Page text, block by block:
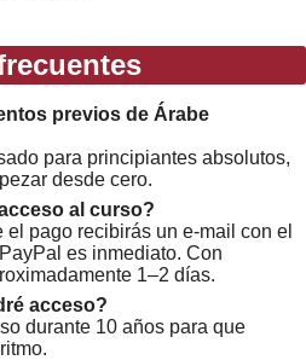
previos de Árabe
para principiantes absolutos,
desde cero.
al curso?
el pago recibirás un e-mail con el
es inmediato. Con
1–2 días.
acceso?
durante 10 años para que